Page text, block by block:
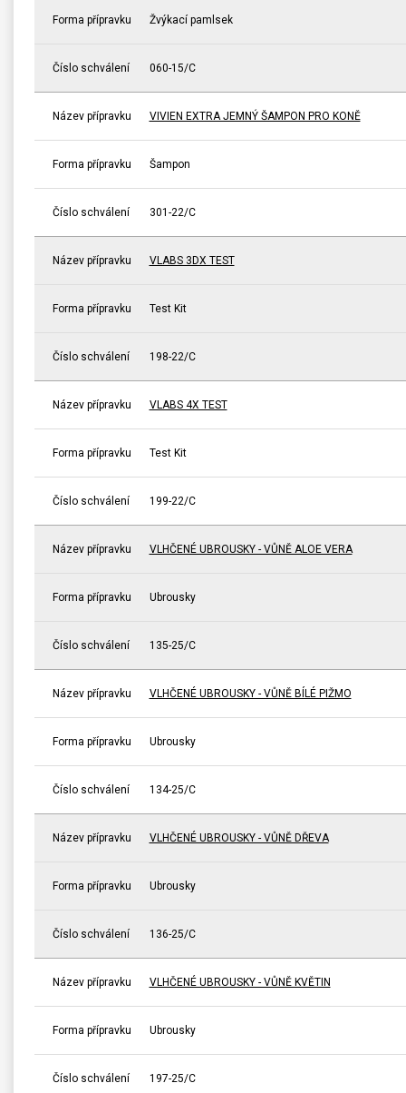
Forma přípravku Žvýkací pamlsek
Číslo schválení 060-15/C
Název přípravku VIVIEN EXTRA JEMNÝ ŠAMPON PRO KONĚ
Forma přípravku Šampon
Číslo schválení 301-22/C
Název přípravku VLABS 3DX TEST
Forma přípravku Test Kit
Číslo schválení 198-22/C
Název přípravku VLABS 4X TEST
Forma přípravku Test Kit
Číslo schválení 199-22/C
Název přípravku VLHČENÉ UBROUSKY - VŮNĚ ALOE VERA
Forma přípravku Ubrousky
Číslo schválení 135-25/C
Název přípravku VLHČENÉ UBROUSKY - VŮNĚ BÍLÉ PIŽMO
Forma přípravku Ubrousky
Číslo schválení 134-25/C
Název přípravku VLHČENÉ UBROUSKY - VŮNĚ DŘEVA
Forma přípravku Ubrousky
Číslo schválení 136-25/C
Název přípravku VLHČENÉ UBROUSKY - VŮNĚ KVĚTIN
Forma přípravku Ubrousky
Číslo schválení 197-25/C